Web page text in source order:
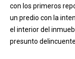
con los primeros
un predio con la
el interior del
presunto